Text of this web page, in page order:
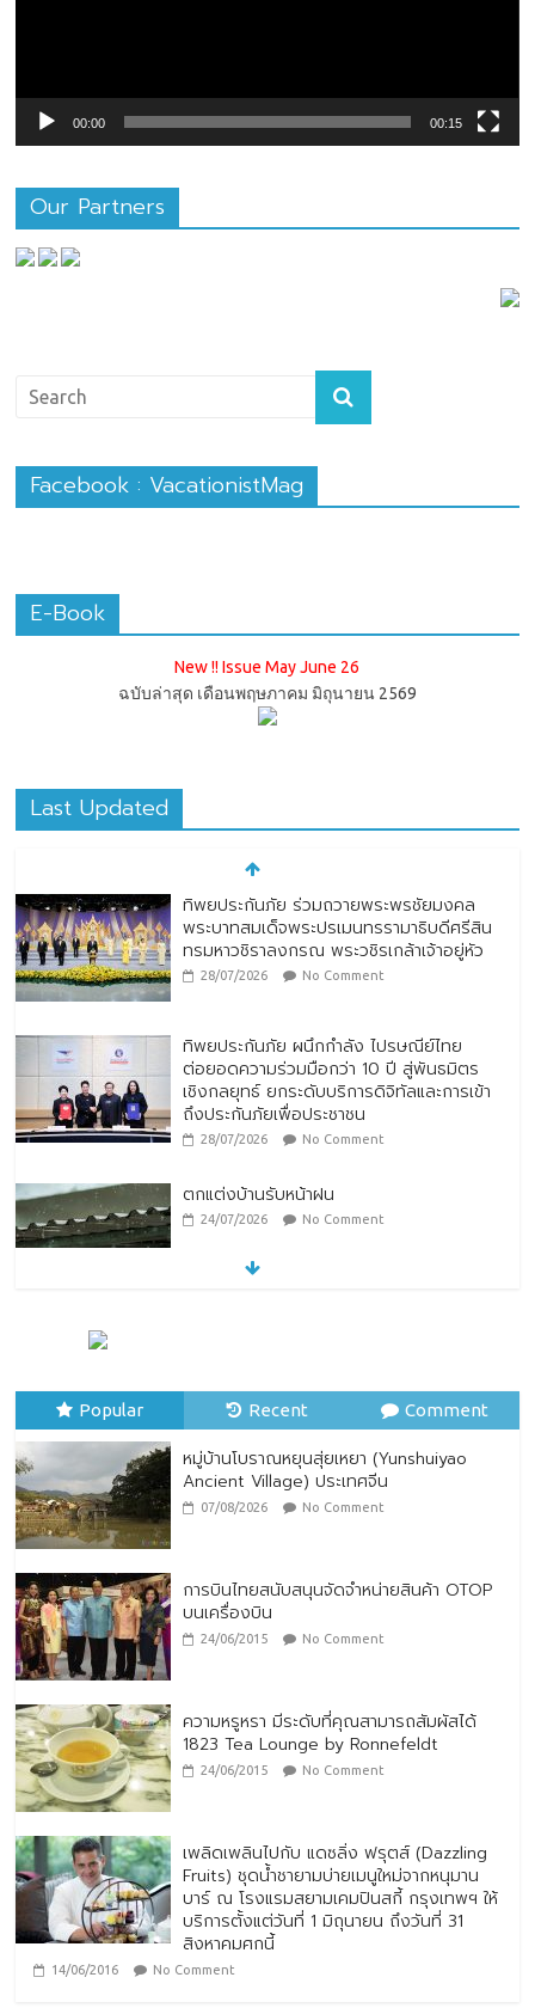
00:00 00:15
Our Partners
Facebook : VacationistMag
E-Book
New !! Issue May June 26
ฉบับล่าสุด เดือนพฤษภาคม มิถุนายน 2569
Last Updated
ทิพยประกันภัย ผนึกกำลัง ไปรษณีย์ไทย
ต่อยอดความร่วมมือกว่า 10 ปี สู่พันธมิตร
เชิงกลยุทธ์ ยกระดับบริการดิจิทัลและการเข้า
ถึงประกันภัยเพื่อประชาชน
ตกแต่งบ้านรับหน้าฝน
24/07/2026 No Comment
หมู่บ้านโบราณหยุนสุ่ยเหยา (Yunshuiyao
Ancient Village) ประเทศจีน
28/07/2026 No Comment
Popular Recent Comment
หมู่บ้านโบราณหยุนสุ่ยเหยา (Yunshuiyao
Ancient Village) ประเทศจีน
07/08/2026 No Comment
การบินไทยสนับสนุนจัดจำหน่ายสินค้า OTOP
บนเครื่องบิน
24/06/2015 No Comment
ความหรูหรา มีระดับที่คุณสามารถสัมผัสได้
1823 Tea Lounge by Ronnefeldt
24/06/2015 No Comment
เพลิดเพลินไปกับ แดซลิ่ง ฟรุตส์ (Dazzling
Fruits) ชุดน้ำชายามบ่ายเมนูใหม่จากหนุมาน
บาร์ ณ โรงแรมสยามเคมปินสกี้ กรุงเทพฯ ให้
บริการตั้งแต่วันที่ 1 มิถุนายน ถึงวันที่ 31
สิงหาคมศกนี้
14/06/2016 No Comment